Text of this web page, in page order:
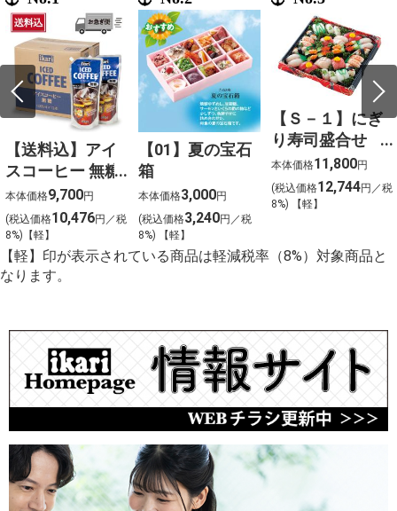
【送料込】アイ
スコーヒー 無糖
〈ケース販売〉
本体価格9,700円
(税込価格10,476円／税
8%)【軽】
【01】夏の宝石
箱
本体価格3,000円
(税込価格3,240円／税
8%) 【軽】
【Ｓ－１】にぎ
り寿司盛合せ
（上）〈４人
前〉
本体価格11,800円
(税込価格12,744円／税
8%) 【軽】
【軽】印が表示されている商品は軽減税率（8%）対象商品と
なります。